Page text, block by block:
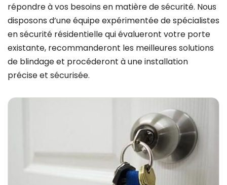
répondre à vos besoins en matière de sécurité. Nous
disposons d’une équipe expérimentée de spécialistes
en sécurité résidentielle qui évalueront votre porte
existante, recommanderont les meilleures solutions
de blindage et procéderont à une installation
précise et sécurisée.